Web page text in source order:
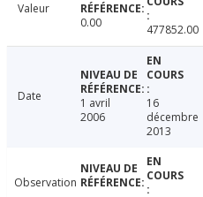
Valeur
0.00
477852.00
Date
1 avril
2006
16
décembre
2013
Observation